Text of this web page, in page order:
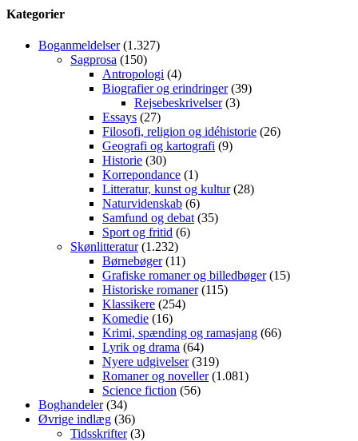
Kategorier
Boganmeldelser(1.327)
Sagprosa (150)
Antropologi (4)
Biografier og erindringer(39)
Rejsebeskrivelser(3)
Essays (27)
Filosofi, religion og idéhistorie (26)
Geografi og kartografi (9)
Historie (30)
Korrepondance (1)
Litteratur, kunst og kultur(28)
Naturvidenskab (6)
Samfund og debat (35)
Sport og fritid (6)
Skønlitteratur(1.232)
Børnebøger(11)
Grafiske romaner og billedbøger(15)
Historiske romaner(115)
Klassikere (254)
Komedie (16)
Krimi, spænding og ramasjang (66)
Lyrik og drama (64)
Nyere udgivelser(319)
Romaner og noveller(1.081)
Science fiction (56)
Boghandeler(34)
Øvrige indlæg (36)
Tidsskrifter(3)